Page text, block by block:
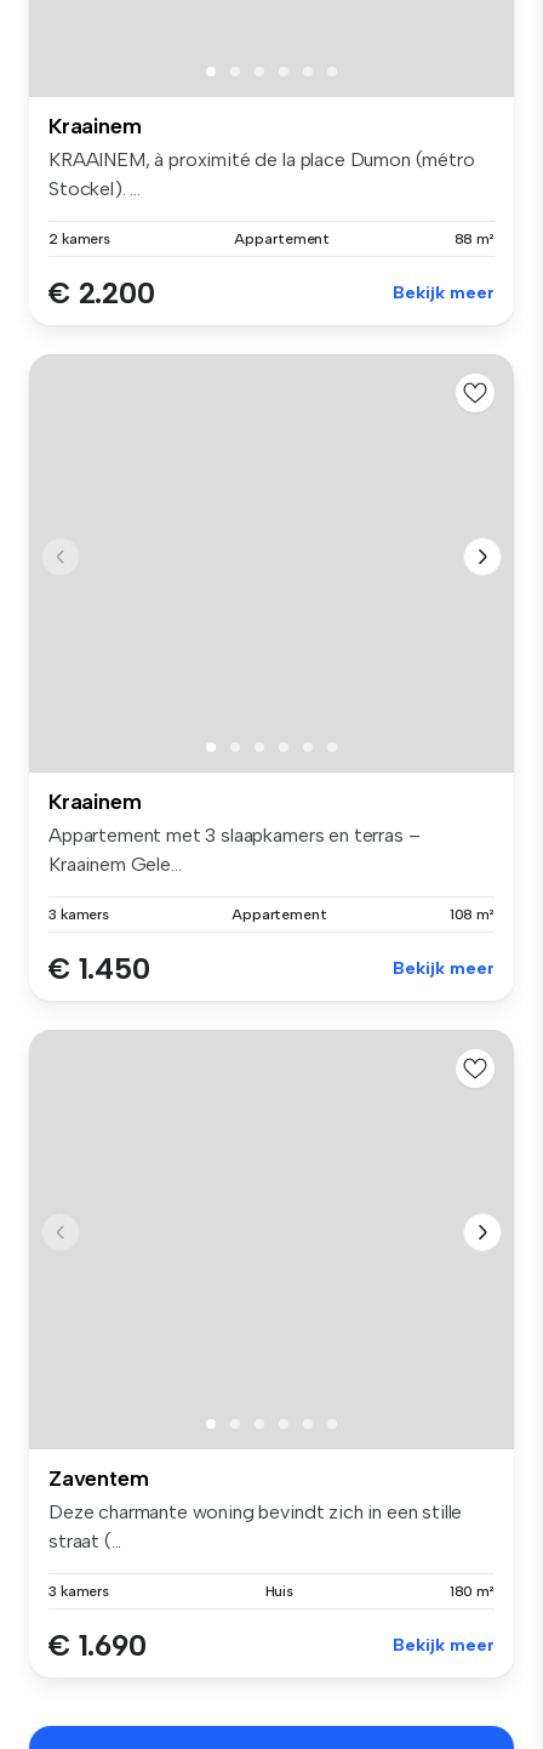
Kraainem
KRAAINEM, à proximité de la place Dumon (métro
Stockel). ...
2 kamers Appartement 88 m²
€ 2.200 Bekijk meer
Kraainem
Appartement met 3 slaapkamers en terras –
Kraainem Gele...
3 kamers Appartement 108 m²
€ 1.450 Bekijk meer
Zaventem
Deze charmante woning bevindt zich in een stille
straat (...
3 kamers Huis 180 m²
€ 1.690 Bekijk meer